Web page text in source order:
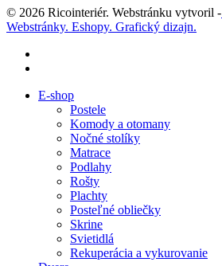
© 2026 Ricointeriér. Webstránku vytvoril -
Webstránky. Eshopy. Grafický dizajn.
Close
E-shop
Postele
Komody a otomany
Nočné stolíky
Matrace
Podlahy
Rošty
Plachty
Posteľné obliečky
Skrine
Svietidlá
Rekuperácia a vykurovanie